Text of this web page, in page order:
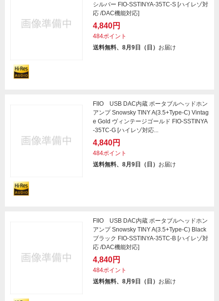
シルバー FIO-SSTINYA-35TC-S [ハイレゾ対
応 /DAC機能対応]
4,840円
484ポイント
送料無料、8月9日（日） お届け
FIIO USB DAC内蔵 ポータブルヘッドホン
アンプ Snowsky TINY A(3.5+Type-C) Vintag
e Gold ヴィンテージゴールド FIO-SSTINYA
-35TC-G [ハイレゾ対応...
4,840円
484ポイント
送料無料、8月9日（日） お届け
FIIO USB DAC内蔵 ポータブルヘッドホン
アンプ Snowsky TINY A(3.5+Type-C) Black
ブラック FIO-SSTINYA-35TC-B [ハイレゾ対
応 /DAC機能対応]
4,840円
484ポイント
送料無料、8月9日（日） お届け